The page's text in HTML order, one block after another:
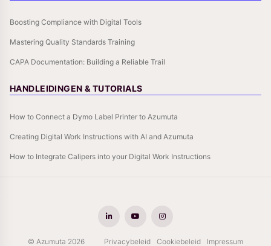
Boosting Compliance with Digital Tools
Mastering Quality Standards Training
CAPA Documentation: Building a Reliable Trail
HANDLEIDINGEN & TUTORIALS
How to Connect a Dymo Label Printer to Azumuta
Creating Digital Work Instructions with AI and Azumuta
How to Integrate Calipers into your Digital Work Instructions
© Azumuta 2026 Privacybeleid Cookiebeleid Impressum